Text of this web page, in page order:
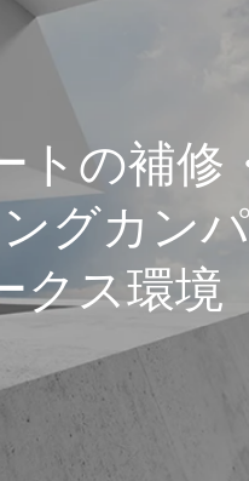
トの補修
グカン
クス環境